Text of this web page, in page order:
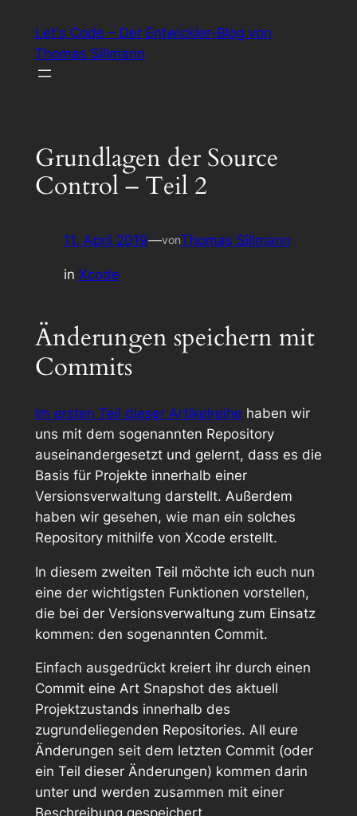
Inhalt
springen
Let's Code – Der Entwickler-Blog von
Thomas Sillmann
Grundlagen der Source
Control – Teil 2
11. April 2019—vonThomas Sillmann
in Xcode
Änderungen speichern mit
Commits
Im ersten Teil dieser Artikelreihe haben wir
uns mit dem sogenannten Repository
auseinandergesetzt und gelernt, dass es die
Basis für Projekte innerhalb einer
Versionsverwaltung darstellt. Außerdem
haben wir gesehen, wie man ein solches
Repository mithilfe von Xcode erstellt.
In diesem zweiten Teil möchte ich euch nun
eine der wichtigsten Funktionen vorstellen,
die bei der Versionsverwaltung zum Einsatz
kommen: den sogenannten Commit.
Einfach ausgedrückt kreiert ihr durch einen
Commit eine Art Snapshotdes aktuell
Projektzustands innerhalb des
zugrundeliegenden Repositories. All eure
Änderungen seit dem letzten Commit (oder
ein Teil dieser Änderungen) kommen darin
unter und werden zusammen mit einer